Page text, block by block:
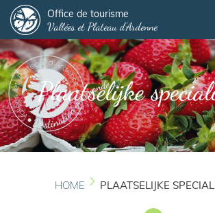
en
naar
de
inhoud
gaan
Office de tourisme
Vallées et Plateau d'Ardenne
Plaatselijke
HOME PLAATSELIJKE
Panneau de gestion des cookies